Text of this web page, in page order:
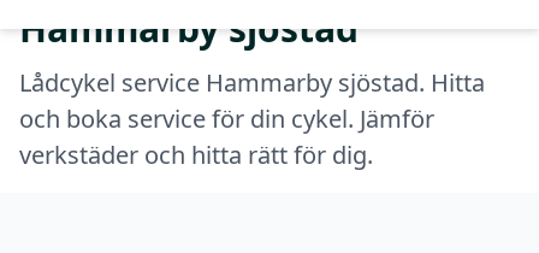
Hammarby sjöstad
Lådcykel service Hammarby sjöstad. Hitta
och boka service för din cykel. Jämför
verkstäder och hitta rätt för dig.